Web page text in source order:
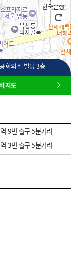
100m
회의소 빌딩 3층
9번 출구 5분거리
3번 출구 5분거리